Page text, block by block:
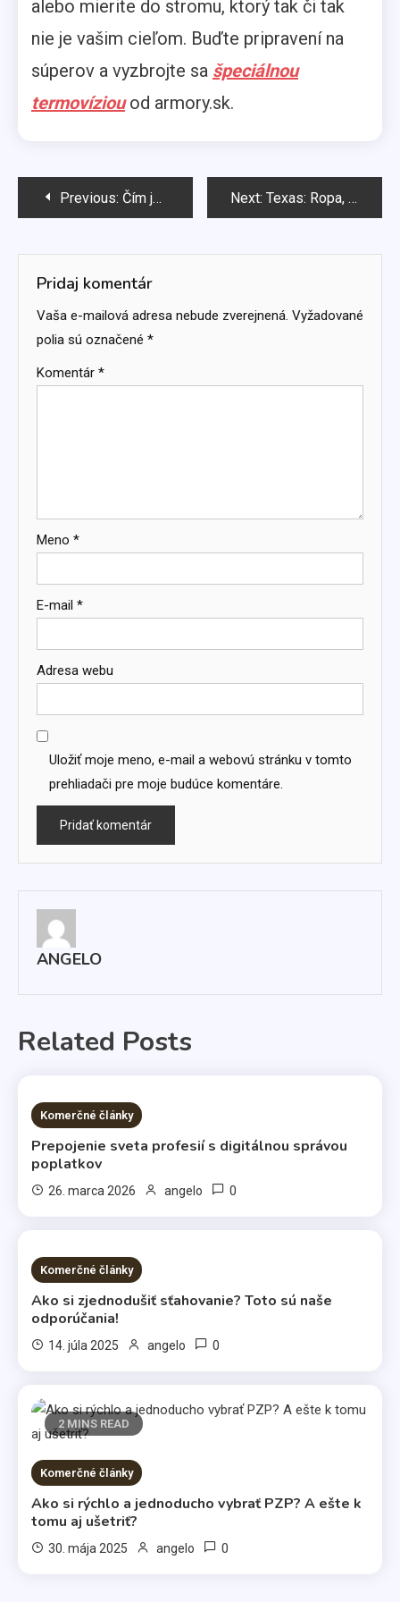
alebo mierite do stromu, ktorý tak či tak
nie je vašim cieľom. Buďte pripravení na
súperov a vyzbrojte sa špeciálnou
termovíziouod armory.sk.
Navigácia
článku
Previous: Čím je výnimočný dizajn Michaela Korsa? Next: Texas: Ropa, Ewingovci a hodinky
Pridaj komentár
Vaša e-mailová adresa nebude zverejnená. Vyžadované
polia sú označené *
Komentár *
Meno *
E-mail *
Adresa webu
Uložiť moje meno, e-mail a webovú stránku v tomto
prehliadači pre moje budúce komentáre.
ANGELO
Related Posts
3 MINS READ
Komerčné články
Prepojenie sveta profesií s digitálnou správou
poplatkov
26. marca 2026 angelo 0
2 MINS READ
Komerčné články
Ako si zjednodušiť sťahovanie? Toto sú naše
odporúčania!
14. júla 2025 angelo 0
2 MINS READ
Komerčné články
Ako si rýchlo a jednoducho vybrať PZP? A ešte k
tomu aj ušetriť?
30. mája 2025 angelo 0
3
Všetci máme svoje slabosti
4
Káva illy
5